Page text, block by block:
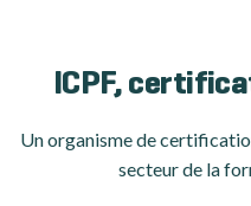
ICPF,
Un organisme de
secteur de la